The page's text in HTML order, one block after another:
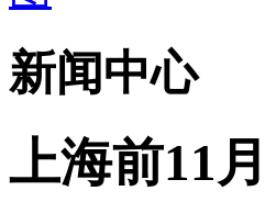
新闻中心
上海前11